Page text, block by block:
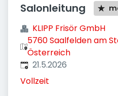
Salonleitung
KLIPP Frisör GmbH
5760 Saalfelden am
Österreich
Veröffentlicht
21.5.2026
Vollzeit